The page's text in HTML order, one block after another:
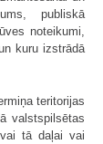
publiskā
noteikumi,
kuru izstrādā
teritorijas
valstspilsētas
tā daļai vai